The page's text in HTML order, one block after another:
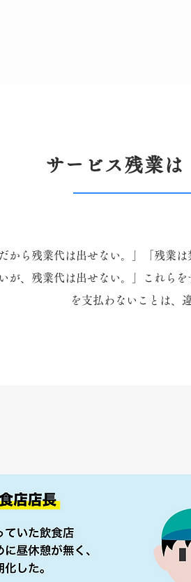
サービス残業は
だから残業代は出せない。」「残業
が、残業代は出せない。」​これら
を支払わないことは、